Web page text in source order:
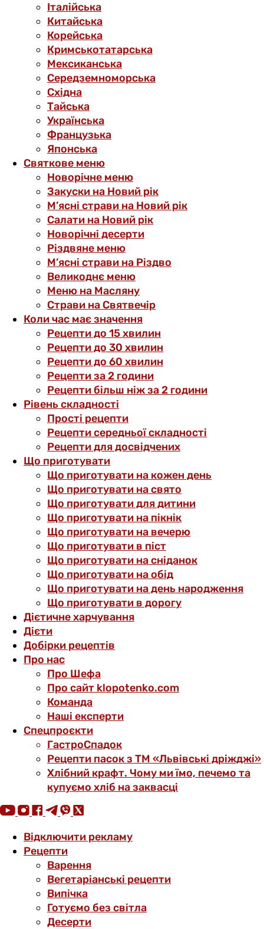
Італійська
Китайська
Корейська
Кримськотатарська
Мексиканська
Середземноморська
Східна
Тайська
Українська
Французька
Японська
Святкове меню
Новорічне меню
Закуски на Новий рік
М’ясні страви на Новий рік
Салати на Новий рік
Новорічні десерти
Різдвяне меню
М’ясні страви на Різдво
Великоднє меню
Меню на Масляну
Страви на Святвечір
Коли час має значення
Рецепти до 15 хвилин
Рецепти до 30 хвилин
Рецепти до 60 хвилин
Рецепти за 2 години
Рецепти більш ніж за 2 години
Рівень складності
Прості рецепти
Рецепти середньої складності
Рецепти для досвідчених
Що приготувати
Що приготувати на кожен день
Що приготувати на свято
Що приготувати для дитини
Що приготувати на пікнік
Що приготувати на вечерю
Що приготувати в піст
Що приготувати на сніданок
Що приготувати на обід
Що приготувати на день народження
Що приготувати в дорогу
Дієтичне харчування
Дієти
Добірки рецептів
Про нас
Про Шефа
Про сайт klopotenko.com
Команда
Наші експерти
Спецпроєкти
ГастроСпадок
Рецепти пасок з ТМ «Львівські дріжджі»
Хлібний крафт. Чому ми їмо, печемо та
купуємо хліб на заквасці
Відключити рекламу
Рецепти
Варення
Вегетаріанські рецепти
Випічка
Готуємо без світла
Десерти